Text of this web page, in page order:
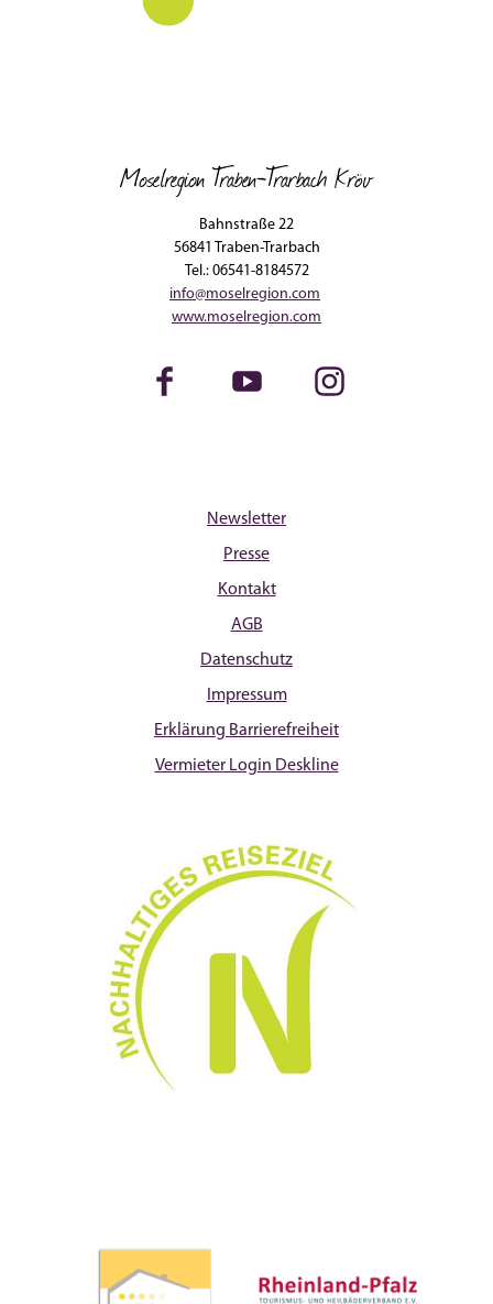
Moselregion Traben-Trarbach Kröv
Bahnstraße 22
56841 Traben-Trarbach
Tel.: 06541-8184572
info@moselregion.com
www.moselregion.com
Facebook Youtube Instagram
Newsletter
Presse
Kontakt
AGB
Datenschutz
Impressum
Erklärung Barrierefreiheit
Vermieter Login Deskline